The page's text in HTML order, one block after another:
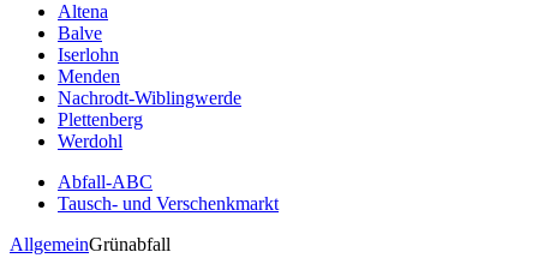
Altena
Balve
Iserlohn
Menden
Nachrodt-Wiblingwerde
Plettenberg
Werdohl
Abfall-ABC
Tausch- und Verschenkmarkt
AllgemeinGrünabfall